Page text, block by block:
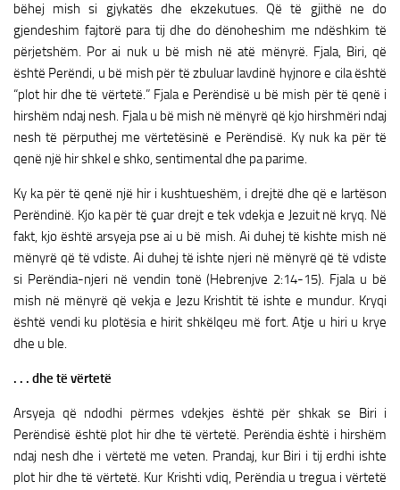
bëhej mish si gjykatës dhe ekzekutues. Që të gjithë ne do
gjendeshim fajtorë para tij dhe do dënoheshim me ndëshkim të
përjetshëm. Por ai nuk u bë mish në atë mënyrë. Fjala, Biri, që
është Perëndi, u bë mish për të zbuluar lavdinë hyjnore e cila është
“plot hir dhe të vërtetë.” Fjala e Perëndisë u bë mish për të qenë i
hirshëm ndaj nesh. Fjala u bë mish në mënyrë që kjo hirshmëri ndaj
nesh të përputhej me vërtetësinë e Perëndisë. Ky nuk ka për të
qenë një hir shkel e shko, sentimental dhe pa parime.
Ky ka për të qenë një hir i kushtueshëm, i drejtë dhe që e lartëson
Perëndinë. Kjo ka për të çuar drejt e tek vdekja e Jezuit në kryq. Në
fakt, kjo është arsyeja pse ai u bë mish. Ai duhej të kishte mish në
mënyrë që të vdiste. Ai duhej të ishte njeri në mënyrë që të vdiste
si Perëndia-njeri në vendin tonë (Hebrenjve 2:14-15). Fjala u bë
mish në mënyrë që vekja e Jezu Krishtit të ishte e mundur. Kryqi
është vendi ku plotësia e hirit shkëlqeu më fort. Atje u hiri u krye
dhe u ble.
. . . dhe të vërtetë
Arsyeja që ndodhi përmes vdekjes është për shkak se Biri i
Perëndisë është plot hir dhe të vërtetë. Perëndia është i hirshëm
ndaj nesh dhe i vërtetë me veten. Prandaj, kur Biri i tij erdhi ishte
plot hir dhe të vërtetë. Kur Krishti vdiq, Perëndia u tregua i vërtetë